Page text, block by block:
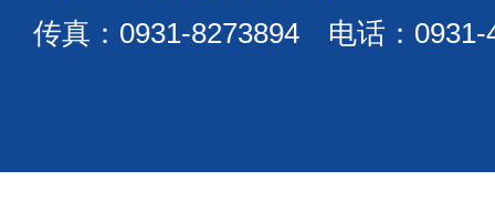
传真：0931-8273894 电话：0931-